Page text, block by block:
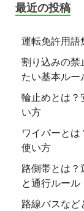
最近の投稿
運転免許用語
割り込みの禁
たい基本ルー
輪止めとは？
い方
ワイパーと
使い方
路側帯とは？
と通行ルール
路線バスなど